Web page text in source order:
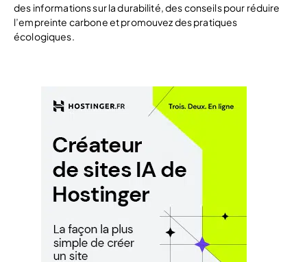
des informations sur la durabilité, des conseils pour réduire
l’empreinte carbone et promouvez des pratiques
écologiques.